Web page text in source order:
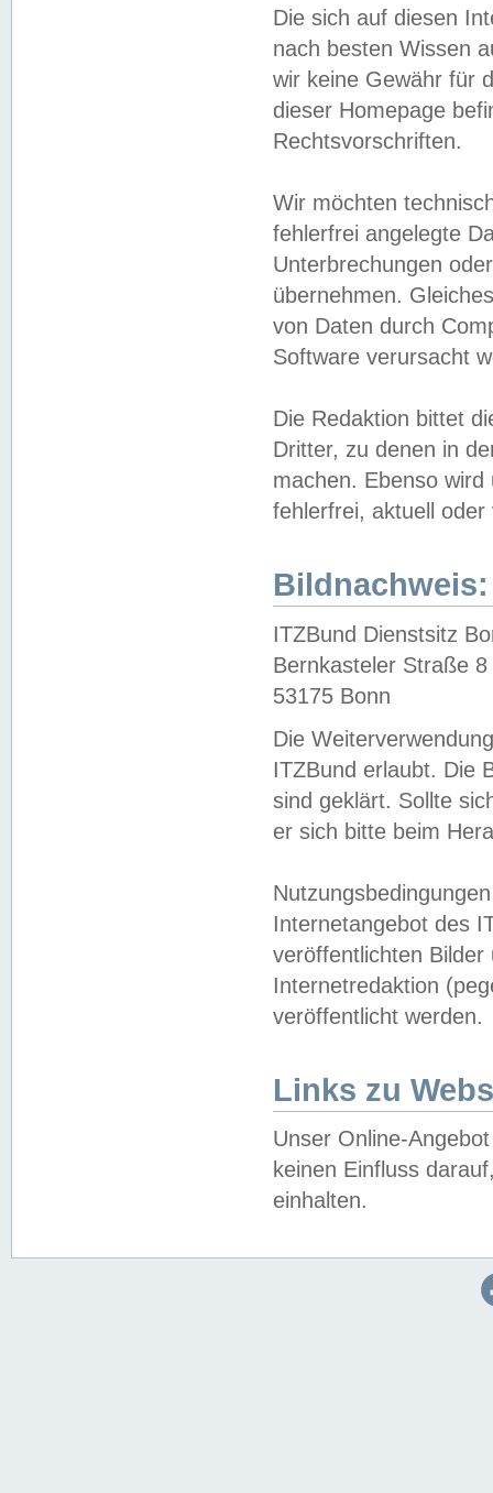
Die sich auf diesen
nach besten Wissen
wir keine Gewähr für
dieser Homepage
Rechtsvorschriften.
Wir möchten
fehlerfrei angelegte
Unterbrechungen
übernehmen.
von Daten durch
Software verursacht
Die Redaktion bittet
Dritter, zu denen in
machen. Ebenso
fehlerfrei, aktuell oder
Bildnachweis:
ITZBund Dienstsitz
Bernkasteler Straße 8
53175 Bonn
Die
ITZBund erlaubt. Die
sind geklärt. Sollte
er sich bitte beim
Internetangebot des
veröffentlichten
Internetredaktion
veröffentlicht werden.
Links zu
Unser Online-
keinen Einfluss
einhalten.